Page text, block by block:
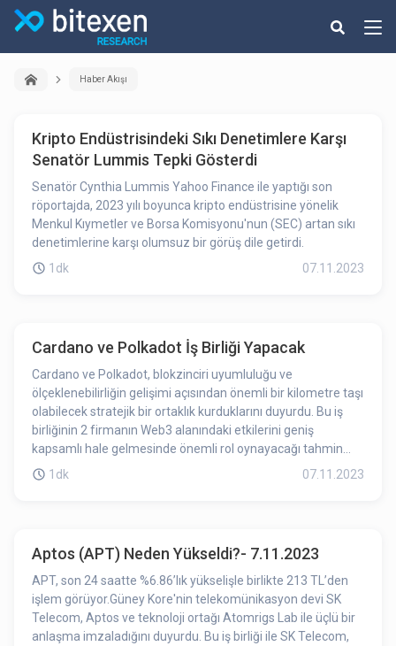
Haber Akışı
Kripto Endüstrisindeki Sıkı Denetimlere Karşı
Senatör Lummis Tepki Gösterdi
Senatör Cynthia Lummis Yahoo Finance ile yaptığı son
röportajda, 2023 yılı boyunca kripto endüstrisine yönelik
Menkul Kıymetler ve Borsa Komisyonu'nun (SEC) artan sıkı
denetimlerine karşı olumsuz bir görüş dile getirdi.
1dk
07.11.2023
Cardano ve Polkadot İş Birliği Yapacak
Cardano ve Polkadot, blokzinciri uyumluluğu ve
ölçeklenebilirliğin gelişimi açısından önemli bir kilometre taşı
olabilecek stratejik bir ortaklık kurduklarını duyurdu. Bu iş
birliğinin 2 firmanın Web3 alanındaki etkilerini geniş
kapsamlı hale gelmesinde önemli rol oynayacağı tahmin
ediliyor.
1dk 07.11.2023
Aptos (APT) Neden Yükseldi?- 7.11.2023
APT, son 24 saatte %6.86’lık yükselişle birlikte 213 TL’den
işlem görüyor.Güney Kore'nin telekomünikasyon devi SK
Telecom, Aptos ve teknoloji ortağı Atomrigs Lab ile üçlü bir
anlaşma imzaladığını duyurdu. Bu iş birliği ile SK Telecom,